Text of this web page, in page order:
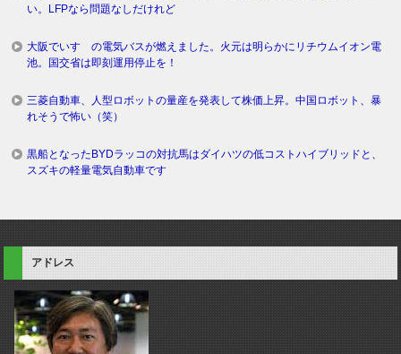
い。LFPなら問題なしだけれど
大阪でいすゞの電気バスが燃えました。火元は明らかにリチウムイオン電
池。国交省は即刻運用停止を！
三菱自動車、人型ロボットの量産を発表して株価上昇。中国ロボット、暴
れそうで怖い（笑）
黒船となったBYDラッコの対抗馬はダイハツの低コストハイブリッドと、
スズキの軽量電気自動車です
アドレス